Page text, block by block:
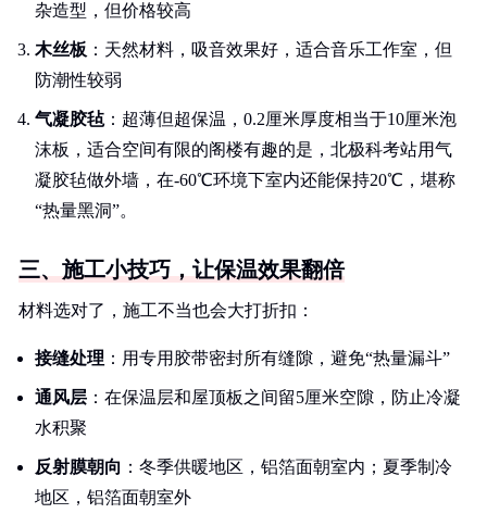
杂造型，但价格较高
木丝板 ：天然材料，吸音效果好，适合音乐工作室，但
防潮性较弱
气凝胶毡 ：超薄但超保温，0.2厘米厚度相当于10厘米泡
沫板，适合空间有限的阁楼有趣的是，北极科考站用气
凝胶毡做外墙，在-60℃环境下室内还能保持20℃，堪称
“热量黑洞”。
三、施工小技巧，让保温效果翻倍
材料选对了，施工不当也会大打折扣：
接缝处理 ：用专用胶带密封所有缝隙，避免“热量漏斗”
通风层 ：在保温层和屋顶板之间留5厘米空隙，防止冷凝
水积聚
反射膜朝向 ：冬季供暖地区，铝箔面朝室内；夏季制冷
地区，铝箔面朝室外